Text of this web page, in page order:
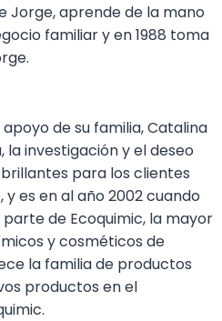
Jorge, aprende de la mano
familiar y en 1988 toma
de su familia, Catalina
investigación y el deseo
para los clientes
y es en al año 2002 cuando
de Ecoquimic, la mayor
y cosméticos de
la familia de productos
productos en el